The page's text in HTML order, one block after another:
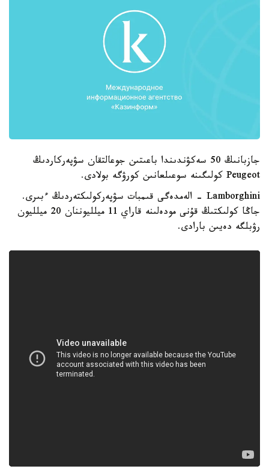
جازبانىڭ 50 سەكۋندىندا باعىتىن جوعالتقان سۋپەركاردىڭ
Peugeot كولىگىنە سوعىلعانىن كورۋگە بولادى.
Lamborghini - الەمدەگى قىمبات سۋپەركولىكتەردىڭ ءبىرى.
جاڭا كولىكتىڭ قۇنى مودەلىنە قاراي 11 ميلليوننان 20 ميلليون
رۋبلگە دەيىن بارادى.